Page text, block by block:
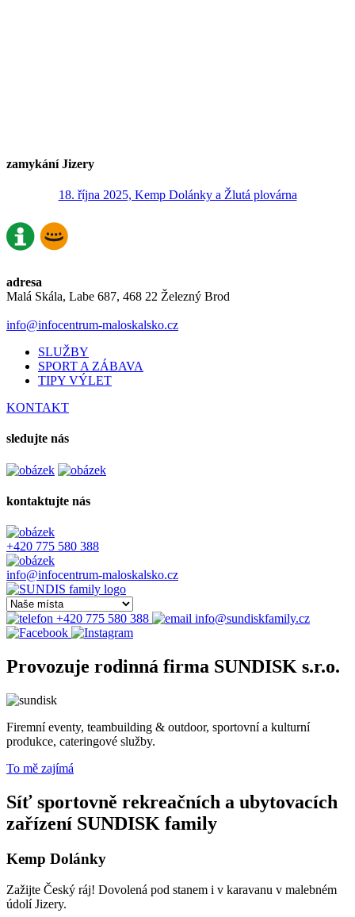
zamykání Jizery
18. října 2025, Kemp Dolánky a Žlutá plovárna
adresa
Malá Skála, Labe 687, 468 22 Železný Brod
info@infocentrum-maloskalsko.cz
SLUŽBY
SPORT A ZÁBAVA
TIPY VÝLET
KONTAKT
sledujte nás
kontaktujte nás
+420 775 580 388
info@infocentrum-maloskalsko.cz
+420 775 580 388 info@sundiskfamily.cz
Provozuje rodinná firma SUNDISK s.r.o.
Firemní eventy, teambuilding & outdoor, sportovní a kulturní
produkce, cateringové služby.
To mě zajímá
Síť sportovně rekreačních a ubytovacích
zařízení SUNDISK family
Kemp Dolánky
Zažijte Český ráj! Dovolená pod stanem i v karavanu v malebném
údolí Jizery.